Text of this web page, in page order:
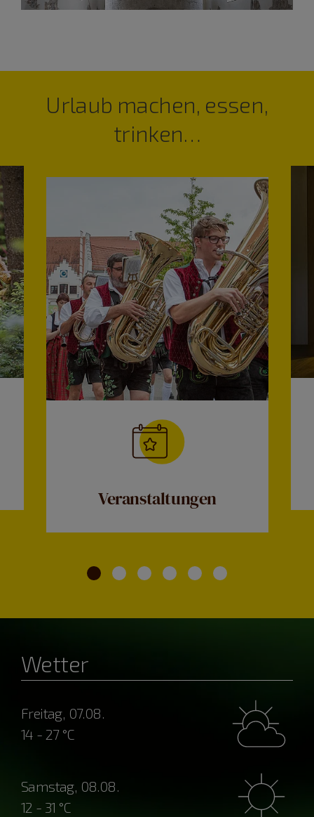
Urlaub machen, essen,
trinken…
Veranstaltungen
Wetter
Freitag, 07.08.
14 - 27 °C
Samstag, 08.08.
12 - 31 °C